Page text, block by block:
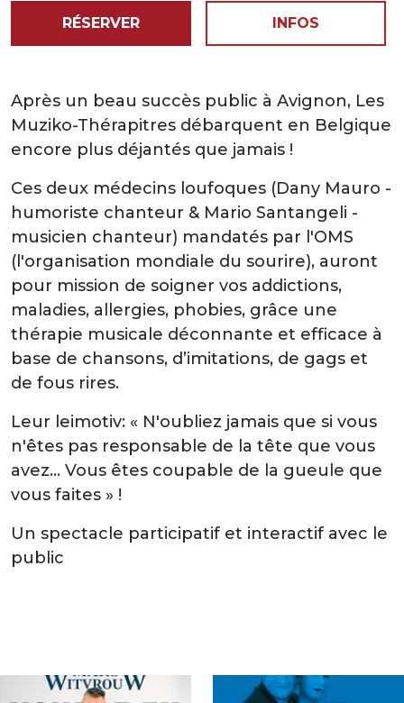
RÉSERVER INFOS
Après un beau succès public à Avignon, Les
Muziko-Thérapitres débarquent en Belgique
encore plus déjantés que jamais !
Ces deux médecins loufoques (Dany Mauro -
humoriste chanteur & Mario Santangeli -
musicien chanteur) mandatés par l'OMS
(l'organisation mondiale du sourire), auront
pour mission de soigner vos addictions,
maladies, allergies, phobies, grâce une
thérapie musicale déconnante et efficace à
base de chansons, d’imitations, de gags et
de fous rires.
Leur leimotiv: « N'oubliez jamais que si vous
n'êtes pas responsable de la tête que vous
avez... Vous êtes coupable de la gueule que
vous faites » !
Un spectacle participatif et interactif avec le
public